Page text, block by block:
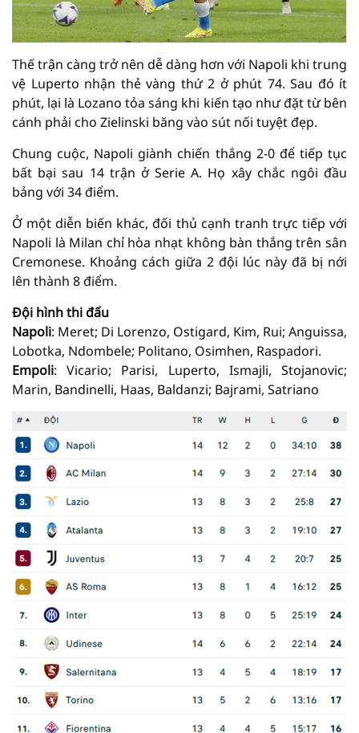
Thế trận càng trở nên dễ dàng hơn với Napoli khi trung
vệ Luperto nhận thẻ vàng thứ 2 ở phút 74. Sau đó ít
phút, lại là Lozano tỏa sáng khi kiến tạo như đặt từ bên
cánh phải cho Zielinski băng vào sút nối tuyệt đẹp.
Chung cuộc, Napoli giành chiến thắng 2-0 để tiếp tục
bất bại sau 14 trận ở Serie A. Họ xây chắc ngôi đầu
bảng với 34 điểm.
Ở một diễn biến khác, đối thủ cạnh tranh trực tiếp với
Napoli là Milan chỉ hòa nhạt không bàn thắng trên sân
Cremonese. Khoảng cách giữa 2 đội lúc này đã bị nới
lên thành 8 điểm.
Đội hình thi đấu
Napoli: Meret; Di Lorenzo, Ostigard, Kim, Rui; Anguissa,
Lobotka, Ndombele; Politano, Osimhen, Raspadori.
Empoli: Vicario; Parisi, Luperto, Ismajli, Stojanovic;
Marin, Bandinelli, Haas, Baldanzi; Bajrami, Satriano